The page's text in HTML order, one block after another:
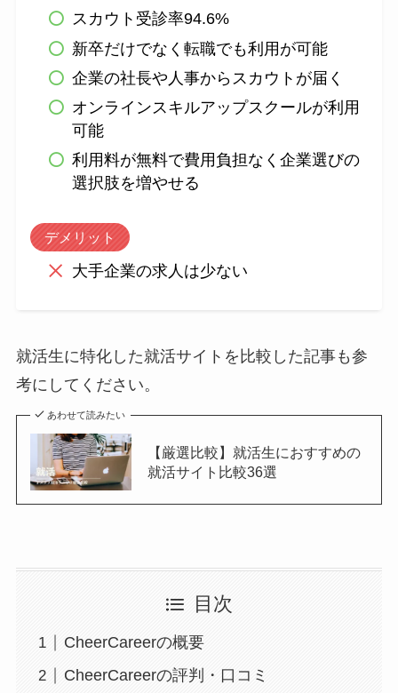
スカウト受診率94.6%
新卒だけでなく転職でも利用が可能
企業の社長や人事からスカウトが届く
オンラインスキルアップスクールが利用
可能
利用料が無料で費用負担なく企業選びの
選択肢を増やせる
デメリット
大手企業の求人は少ない
就活生に特化した就活サイトを比較した記事も参
考にしてください。
あわせて読みたい
【厳選比較】就活生におすすめの
就活サイト比較36選
目次
CheerCareerの概要
CheerCareerの評判・口コミ